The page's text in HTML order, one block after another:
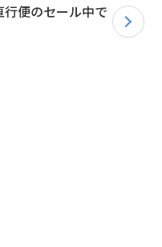
便のセール中で